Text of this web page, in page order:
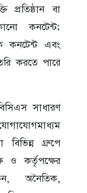
প্রতিষ্ঠান বা
কনটেন্ট;
কনটেন্ট এবং
করতে পারে
সাধারণ
গ্রুপে
ও কর্তৃপক্ষের
অনৈতিক,